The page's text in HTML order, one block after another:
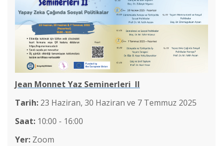
Jean Monnet Yaz Seminerleri II
Tarih: 23 Haziran, 30 Haziran ve 7 Temmuz 2025
Saat: 10:00 - 16:00
Yer: Zoom
Cinsel İstismara Bütüncül Yaklaşım: Cinsel İstismar Girdabı